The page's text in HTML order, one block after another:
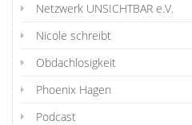
Netzwerk UNSICHTBAR e.V.
Nicole schreibt
Obdachlosigkeit
Phoenix Hagen
Podcast